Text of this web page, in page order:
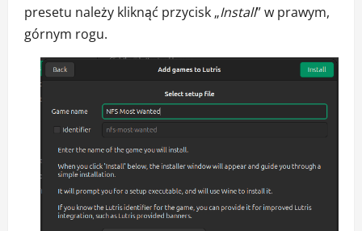
presetu należy kliknąć przycisk „Install” w prawym,
górnym rogu.